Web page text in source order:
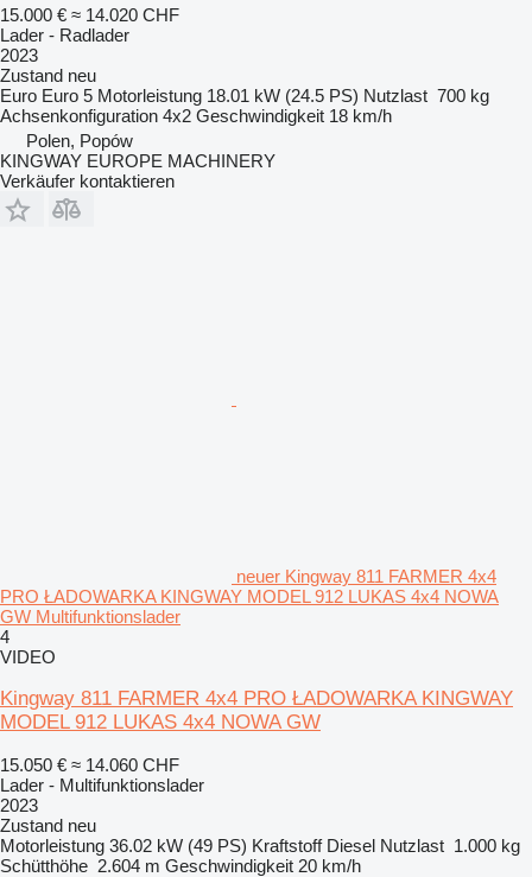
15.000 € ≈ 14.020 CHF
Lader - Radlader
2023
Zustand neu
Euro Euro 5 Motorleistung 18.01 kW (24.5 PS) Nutzlast 700 kg
Achsenkonfiguration 4x2 Geschwindigkeit 18 km/h
Polen, Popów
KINGWAY EUROPE MACHINERY
Verkäufer kontaktieren
neuer Kingway 811 FARMER 4x4
PRO ŁADOWARKA KINGWAY MODEL 912 LUKAS 4x4 NOWA
GW Multifunktionslader
4
VIDEO
Kingway 811 FARMER 4x4 PRO ŁADOWARKA KINGWAY
MODEL 912 LUKAS 4x4 NOWA GW
15.050 € ≈ 14.060 CHF
Lader - Multifunktionslader
2023
Zustand neu
Motorleistung 36.02 kW (49 PS) Kraftstoff Diesel Nutzlast 1.000 kg
Schütthöhe 2.604 m Geschwindigkeit 20 km/h